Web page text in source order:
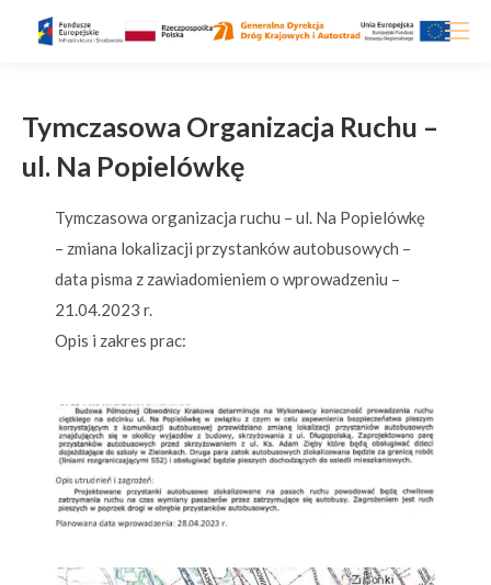
Tymczasowa Organizacja Ruchu –
ul. Na Popielówkę
Tymczasowa organizacja ruchu – ul. Na Popielówkę
– zmiana lokalizacji przystanków autobusowych –
data pisma z zawiadomieniem o wprowadzeniu –
21.04.2023 r.
Opis i zakres prac: